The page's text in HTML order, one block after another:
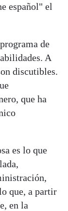
español" el
de
A
discutibles.
que ha
es lo que
que, a partir
en la